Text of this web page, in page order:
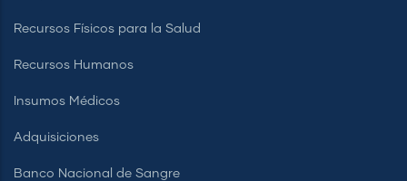
Recursos Físicos para la Salud
Recursos Humanos
Insumos Médicos
Adquisiciones
Banco Nacional de Sangre